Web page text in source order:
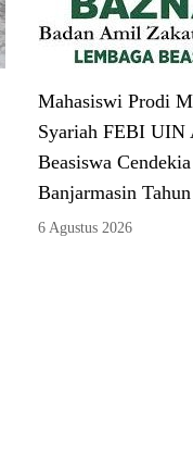
Mahasiswi Prodi
Syariah FEBI UIN
Beasiswa
Banjarmasin
6 Agustus 2026